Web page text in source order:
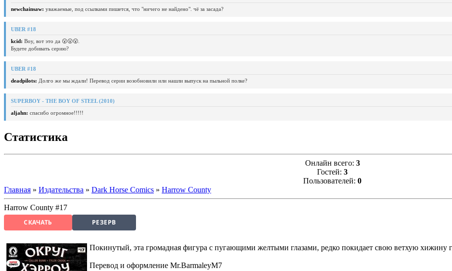
newchainsaw: уважаемые, под ссылками пишется, что "ничего не найдено". чё за засада?
UBER #18
kcid: Воу, вот это да 😮😮😮.
Будете добивать серию?
UBER #18
deadpilots: Долго же мы ждали! Перевод серии возобновили или нашли выпуск на пыльной полке?
SUPERBOY - THE BOY OF STEEL (2010)
aljahn: спасибо огромное!!!!!
Статистика
Онлайн всего: 3
Гостей: 3
Пользователей: 0
Главная » Издательства » Dark Horse Comics » Harrow County
Harrow County #17
СКАЧАТЬ
РЕЗЕРВ
Покинутый, эта громадная фигура с пугающими желтыми глазами, редко покидает свою ветхую хижину
Перевод и оформление Mr.BarmaleyM7